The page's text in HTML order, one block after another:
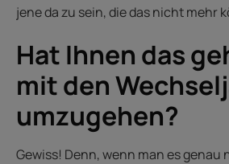
jene da zu sein, die das nicht mehr
Hat Ihnen das
mit den
umzugehen?
Gewiss! Denn, wenn man es genau